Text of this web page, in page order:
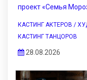
проект «Семья
КАСТИНГ АКТЕРОВ /
КАСТИНГ ТАНЦОРОВ
28.08.2026